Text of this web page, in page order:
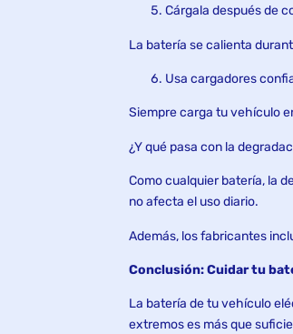
Cárgala después de
La batería se calienta
Usa cargadores
Siempre carga tu vehículo
¿Y qué pasa con la
Como cualquier batería, la
no afecta el uso diario.
Además, los fabricantes
Conclusión: Cuidar tu
La batería de tu vehículo
extremos es más que